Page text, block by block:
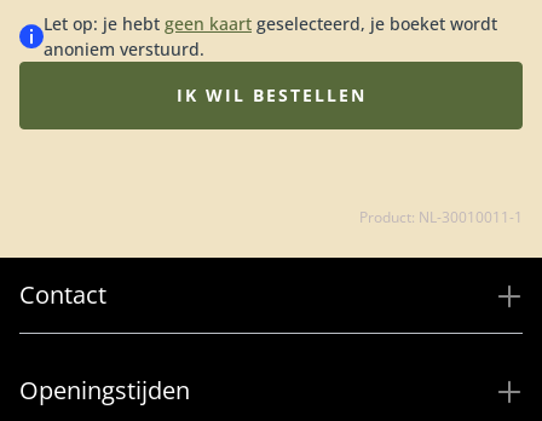
Let op: je hebt geen kaart geselecteerd, je boeket wordt
anoniem verstuurd.
IK WIL BESTELLEN
Product: NL-30010011-1
Contact
Openingstijden